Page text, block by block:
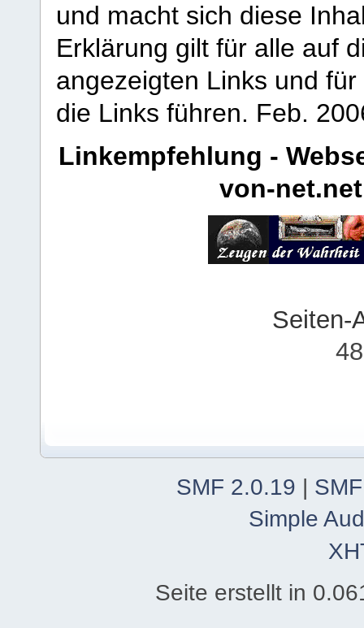
und macht sich diese
Erklärung gilt für alle auf
angezeigten Links und
die Links führen. Feb.
Linkempfehlung -
von-net.net
Seiten-
SMF 2.0.19 |
Simple
Seite erstellt in